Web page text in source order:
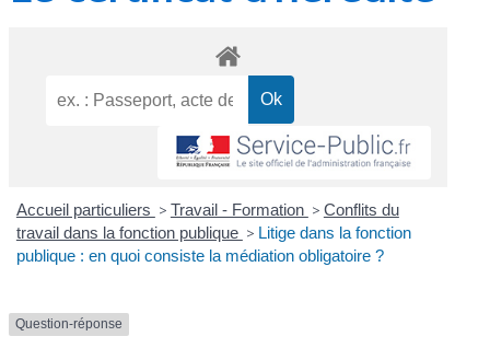
Accueil particuliers > Travail - Formation > Conflits du
travail dans la fonction publique > Litige dans la fonction
publique : en quoi consiste la médiation obligatoire ?
Question-réponse